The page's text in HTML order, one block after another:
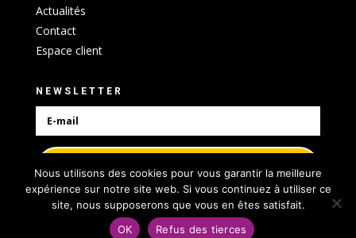
Actualités
Contact
Espace client
NEWSLETTER
S'abonner
Nous utilisons des cookies pour vous garantir la meilleure
expérience sur notre site web. Si vous continuez à utiliser ce
site, nous supposerons que vous en êtes satisfait.
OK
Refus des tierces